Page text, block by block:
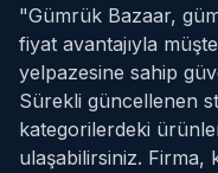
"Gümrük Bazaar,
fiyat avantajıyla
yelpazesine sahip
Sürekli güncellenen
kategorilerdeki
ulaşabilirsiniz. Firma,